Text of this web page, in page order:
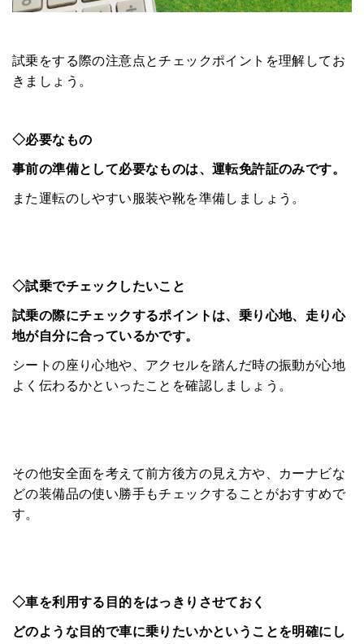
試乗をする際の注意点とチェックポイントを理解してお
きましょう。
◇必要なもの
事前の準備として必要なものは、運転免許証のみです。
また運転のしやすい服装や靴を準備しましょう。
◇試乗でチェックしたいこと
試乗の際にチェックするポイントは、乗り心地、走り心
地が自分に合っているかです。
シートの座り心地や、アクセルを踏んだ時の振動が心地
よく伝わるかといったことを確認しましょう。
その他安全面を考えて前方後方の見え方や、カーナビな
どの装備品の使い勝手もチェックすることがおすすめで
す。
◇車を利用する目的をはっきりさせておく
どのような目的で車に乗りたいかということを明確にし